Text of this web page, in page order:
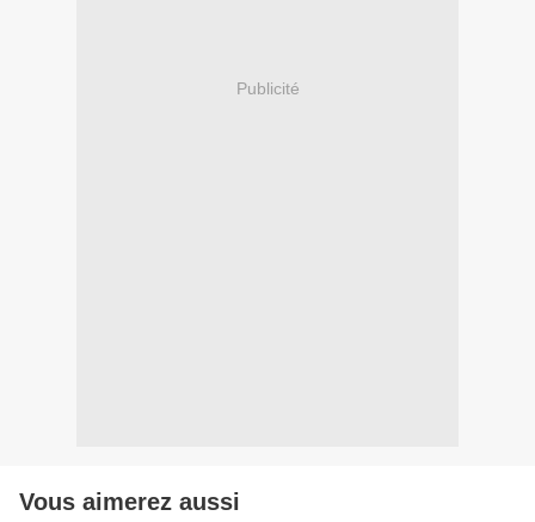
Publicité
Vous aimerez aussi